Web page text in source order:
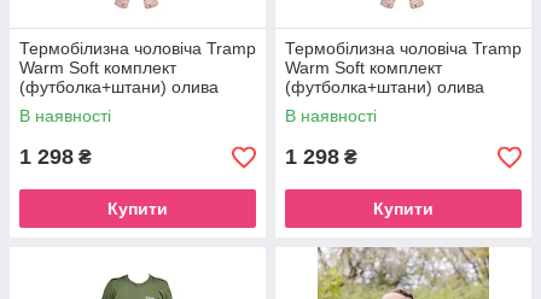
Термобілизна чоловіча Tramp
Warm Soft комплект
(футболка+штани) олива
UTRUM-019-olive, UTRUM-
019-olive-2XL
В наявності
1 298 ₴
Купити
Термобілизна чоловіча Tramp
Warm Soft комплект
(футболка+штани) олива
UTRUM-019-olive, UTRUM-
019-olive-L/XL
В наявності
1 298 ₴
Купити